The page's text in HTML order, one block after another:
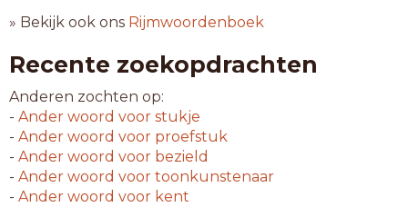
» Bekijk ook ons Rijmwoordenboek
Recente zoekopdrachten
Anderen zochten op:
- Ander woord voor stukje
- Ander woord voor proefstuk
- Ander woord voor bezield
- Ander woord voor toonkunstenaar
- Ander woord voor kent